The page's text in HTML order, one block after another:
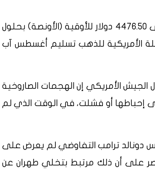
وانخفض سعر الذهب في المعاملات الفورية 0.2 بالمئة إلى 4476.50 دولار للأوقية (الأونصة) بحلول
الآجلة الأمريكية للذهب تسليم أغسطس ​آب
الجيش الأمريكي إن الهجمات الصاروخية
إحباطها أو فشلت، ​في الوقت الذي لم
دونالد ترامب التفاوضي لم يعرض على
على أن ذلك مرتبط ​بتخلي طهران عن